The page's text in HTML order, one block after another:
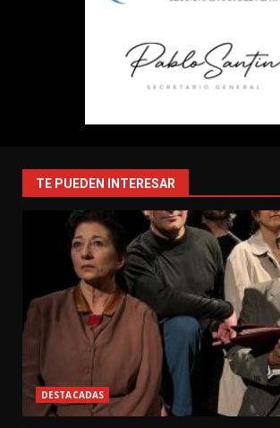
TE PUEDEN INTERESAR
DESTACADAS